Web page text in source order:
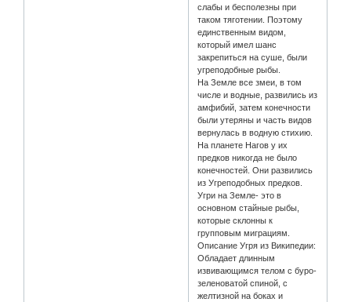
слабы и бесполезны при
таком тяготении. Поэтому
единственным видом,
который имел шанс
закрепиться на суше, были
угреподобные рыбы.
На Земле все змеи, в том
числе и водные, развились из
амфибий, затем конечности
были утеряны и часть видов
вернулась в водную стихию.
На планете Нагов у их
предков никогда не было
конечностей. Они развились
из Угреподобных предков.
Угри на Земле- это в
основном стайные рыбы,
которые склонны к
групповым миграциям.
Описание Угря из Википедии:
Обладает длинным
извивающимся телом с буро-
зеленоватой спиной, с
желтизной на боках и